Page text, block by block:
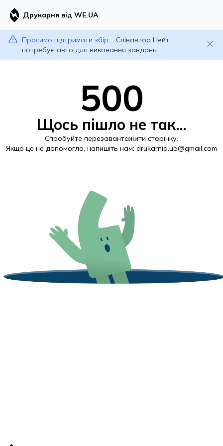
Друкарня від WE.UA
Просимо підтримати збір:
Співавтор Нейт
потребує авто для виконання завдань
500
Щось пішло не так...
Спробуйте перезавантажити сторінку.
Якщо це не допомогло, напишіть нам: drukarnia.ua@gmail.com